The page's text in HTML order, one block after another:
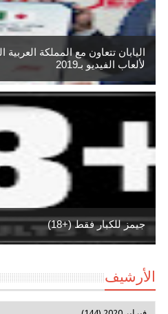
اليابان تتعاون مع المملكة
لألعاب الفيديو بـ2019
جيمز للكبار فقط (+18)
الأرشيف